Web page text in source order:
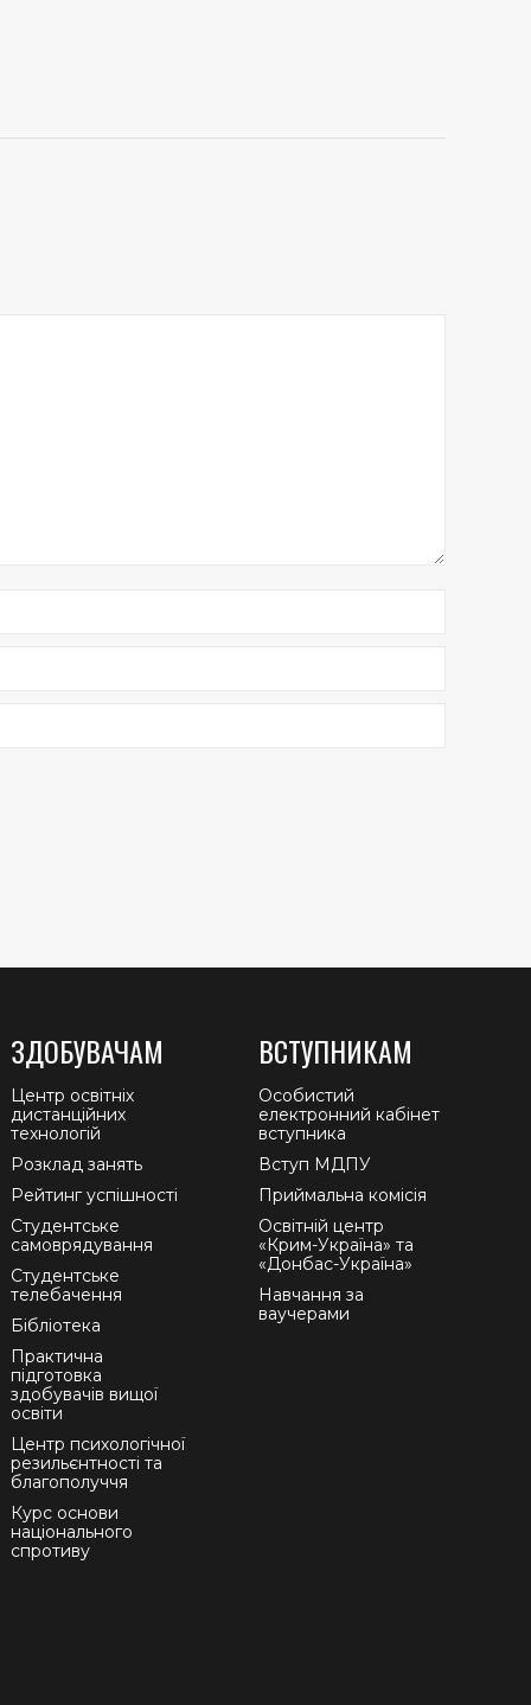
ЗДОБУВАЧАМ
Центр освітніх
дистанційних
технологій
Розклад занять
Рейтинг успішності
Студентське
самоврядування
Студентське
телебачення
Бібліотека
Практична
підготовка
здобувачів вищої
освіти
Центр психологічної
резильєнтності та
благополуччя
Курс основи
національного
спротиву
ВСТУПНИКАМ
Особистий
електронний кабінет
вступника
Вступ МДПУ
Приймальна комісія
Освітній центр
«Крим-Україна» та
«Донбас-Україна»
Навчання за
ваучерами